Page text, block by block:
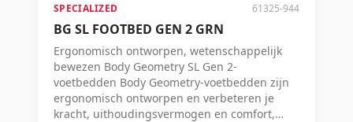
SPECIALIZED 61325-944
BG SL FOOTBED GEN 2 GRN
Ergonomisch ontworpen, wetenschappelijk
bewezen Body Geometry SL Gen 2-
voetbedden Body Geometry-voetbedden zijn
ergonomisch ontworpen en verbeteren je
kracht, uithoudingsvermogen en comfort,